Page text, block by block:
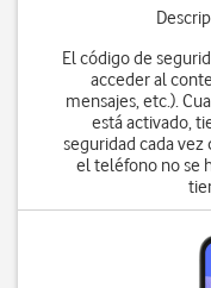
El código de
acceder al
mensajes, etc.).
está activado,
seguridad cada
el teléfono no se